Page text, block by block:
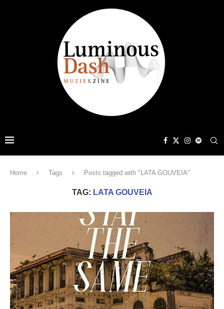
Home Tags Posts tagged with "LATA GOUVEIA"
TAG: LATA GOUVEIA